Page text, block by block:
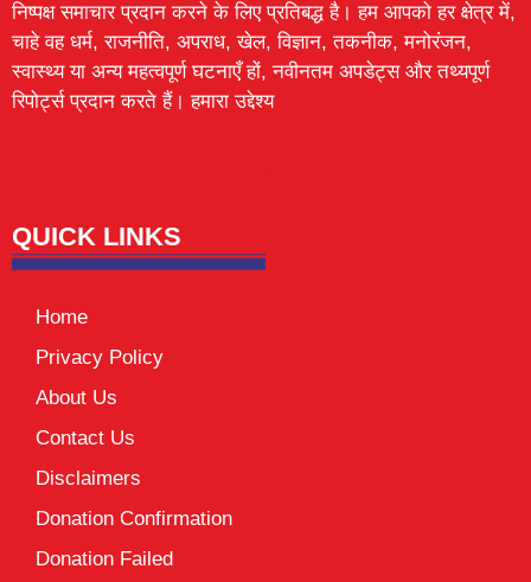
निष्पक्ष समाचार प्रदान करने के लिए प्रतिबद्ध है। हम आपको हर क्षेत्र में,
चाहे वह धर्म, राजनीति, अपराध, खेल, विज्ञान, तकनीक, मनोरंजन,
स्वास्थ्य या अन्य महत्वपूर्ण घटनाएँ हों, नवीनतम अपडेट्स और तथ्यपूर्ण
रिपोर्ट्स प्रदान करते हैं। हमारा उद्देश्य
QUICK LINKS
Home
Privacy Policy
About Us
Contact Us
Disclaimers
Donation Confirmation
Donation Failed